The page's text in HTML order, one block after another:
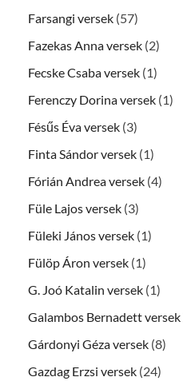
Farsangi versek (57)
Fazekas Anna versek (2)
Fecske Csaba versek (1)
Ferenczy Dorina versek (1)
Fésűs Éva versek (3)
Finta Sándor versek (1)
Fórián Andrea versek (4)
Füle Lajos versek (3)
Füleki János versek (1)
Fülöp Áron versek (1)
G. Joó Katalin versek (1)
Galambos Bernadett versek
Gárdonyi Géza versek (8)
Gazdag Erzsi versek (24)